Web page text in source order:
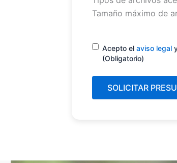
Tamaño máximo de
Consentimiento
Acepto el aviso legal
(Obligatorio)